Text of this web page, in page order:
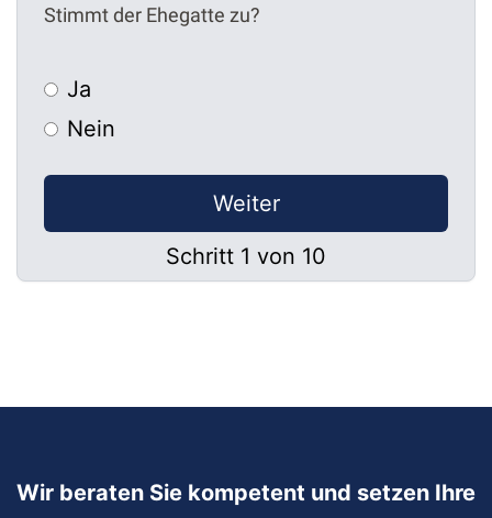
Stimmt der Ehegatte zu?
Ja
Nein
Weiter
Schritt 1 von 10
Wir beraten Sie kompetent und setzen Ihre